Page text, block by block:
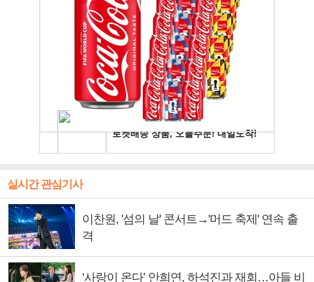
실시간 관심기사
이찬원, '섬의 날' 콘서트→'머드 축제' 연속 출
격
‘사랑이 온다’ 안희연, 하석진과 재회…아들 비